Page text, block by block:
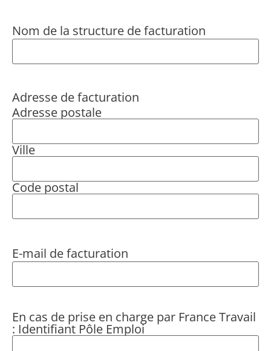
Nom de la structure de facturation
Adresse de facturation
Adresse postale
Ville
Code postal
E-mail de facturation
En cas de prise en charge par France Travail
: Identifiant Pôle Emploi